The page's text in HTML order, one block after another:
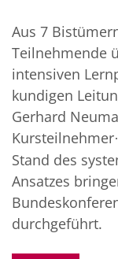
Aus 7
Teilnehmende
intensiven
kundigen
Gerhard
Kursteilnehmer·
Stand des
Ansatzes
durchgeführt.